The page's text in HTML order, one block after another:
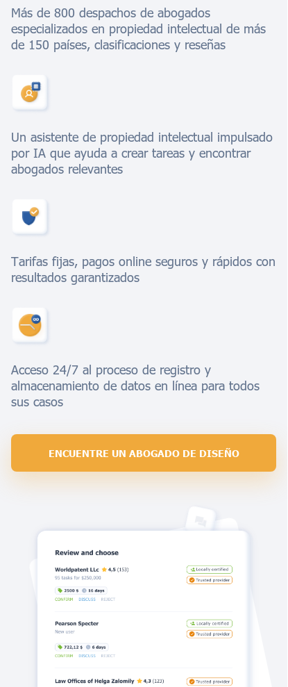
Más de 800 despachos de abogados
especializados en propiedad intelectual de más
de 150 países, clasificaciones y reseñas
Un asistente de propiedad intelectual impulsado
por IA que ayuda a crear tareas y encontrar
abogados relevantes
Tarifas fijas, pagos online seguros y rápidos con
resultados garantizados
Acceso 24/7 al proceso de registro y
almacenamiento de datos en línea para todos
sus casos
ENCUENTRE UN ABOGADO DE DISEÑO